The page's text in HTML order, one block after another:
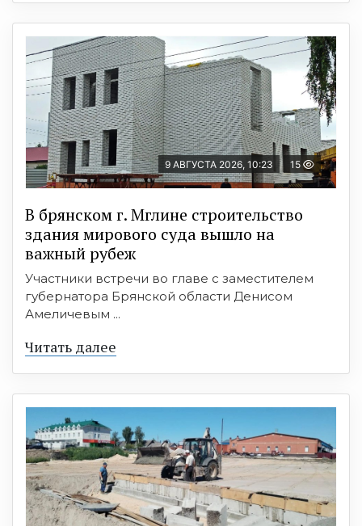
9 АВГУСТА 2026, 10:23 15
В брянском г. Мглине строительство
здания мирового суда вышло на
важный рубеж
Участники встречи во главе с заместителем
губернатора Брянской области Денисом
Амеличевым ...
Читать далее